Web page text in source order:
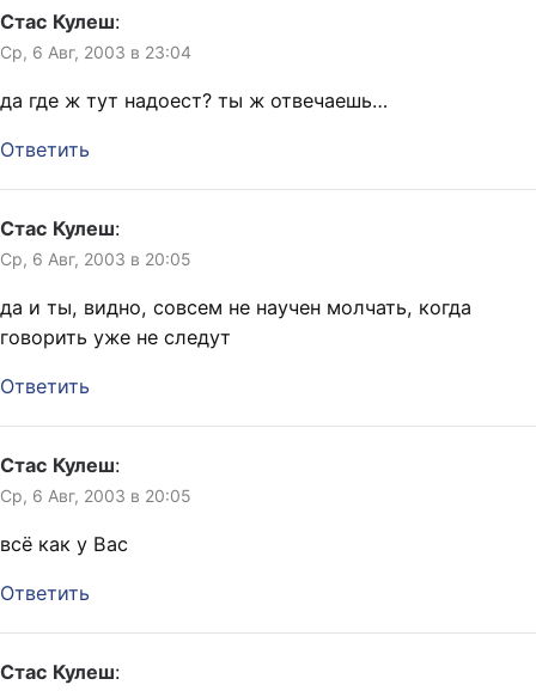
Стас Кулеш:
Ср, 6 Авг, 2003 в 23:04
да где ж тут надоест? ты ж отвечаешь…
Ответить
Стас Кулеш:
Ср, 6 Авг, 2003 в 20:05
да и ты, видно, совсем не научен молчать, когда
говорить уже не следут
Ответить
Стас Кулеш:
Ср, 6 Авг, 2003 в 20:05
всё как у Вас
Ответить
Стас Кулеш: